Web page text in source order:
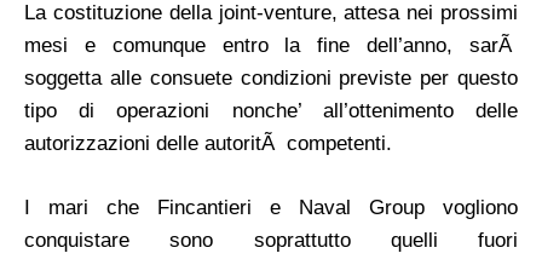
La costituzione della joint-venture, attesa nei prossimi
mesi e comunque entro la fine dell’anno, sarÃ
soggetta alle consuete condizioni previste per questo
tipo di operazioni nonche’ all’ottenimento delle
autorizzazioni delle autoritÃ competenti.
I mari che Fincantieri e Naval Group vogliono
conquistare sono soprattutto quelli fuori